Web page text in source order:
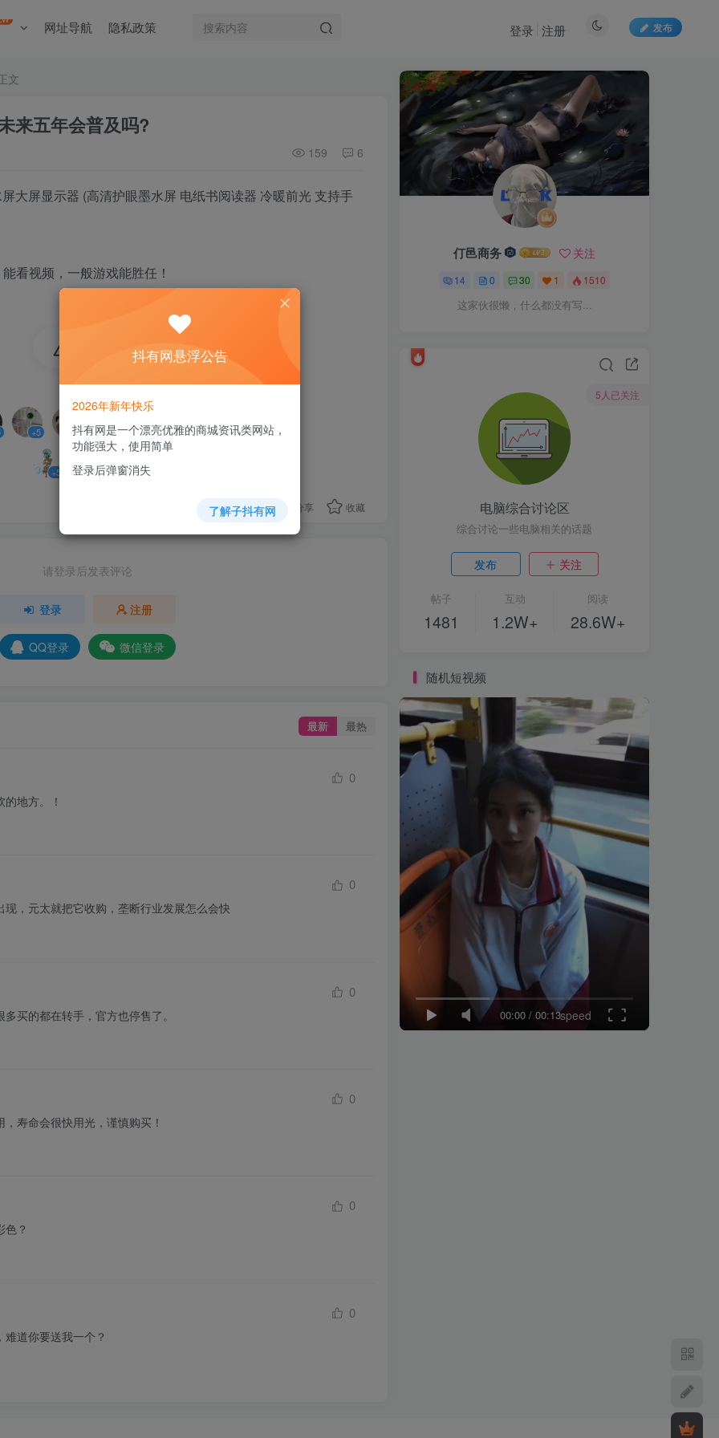
网址导航 隐私政策 发布
登录 注册
文
来五年会普及吗?
159 6
大屏显示器 (高清护眼墨水屏 电纸书阅读器 冷暖前光 支持手
看视频，一般游戏能胜任！
11人已评分
+5 +5 +5 +5 +2 +4
+5 +5 +5
分享 收藏
请登录后发表评论
登录 注册
QQ登录 微信登录
最新 最热
0
地方。！
0
，元太就把它收购，垄断行业发展怎么会快
0
买的都在转手，官方也停售了。
0
寿命会很快用光，谨慎购买！
0
？
0
道你要送我一个？
仃邑商务 关注
14 0 30 1 1510
这家伙很懒，什么都没有写...
5人已关注
电脑综合讨论区
综合讨论一些电脑相关的话题
发布 关注
帖子
1481
互动
1.2W+
阅读
28.6W+
随机短视频
00:00 / 00:13speed
抖有网悬浮公告
2026年新年快乐
抖有网是一个漂亮优雅的商城资讯类网站，
功能强大，使用简单
登录后弹窗消失
了解子抖有网